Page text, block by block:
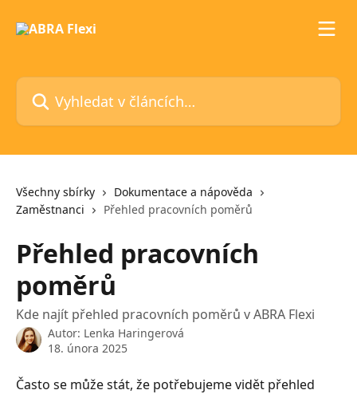
Vyhledat v článcích…
Všechny sbírky
Dokumentace a nápověda
Zaměstnanci
Přehled pracovních poměrů
Přehled pracovních
poměrů
Kde najít přehled pracovních poměrů v ABRA Flexi
Autor: Lenka Haringerová
18. února 2025
Často se může stát, že potřebujeme vidět přehled